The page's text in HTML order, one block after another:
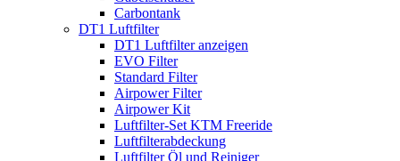
Carbontank
DT1 Luftfilter
DT1 Luftfilter anzeigen
EVO Filter
Standard Filter
Airpower Filter
Airpower Kit
Luftfilter-Set KTM Freeride
Luftfilterabdeckung
Luftfilter Öl und Reiniger